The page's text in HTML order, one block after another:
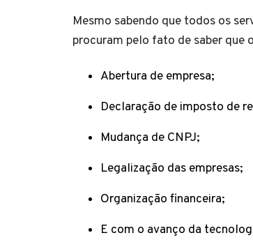
Mesmo sabendo que todos os
procuram pelo fato de saber que
Abertura de empresa;
Declaração de imposto de
Mudança de CNPJ;
Legalização das empresas;
Organização financeira;
E com o avanço da